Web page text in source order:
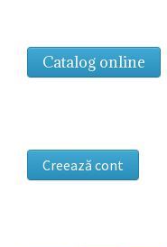
Catalog online
Creează cont